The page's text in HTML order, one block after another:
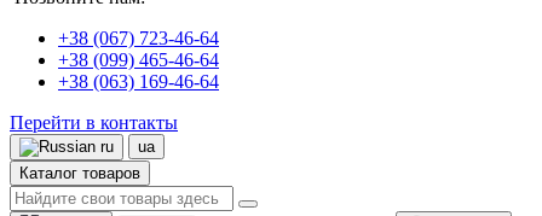
+38 (067) 723-46-64
+38 (099) 465-46-64
+38 (063) 169-46-64
Перейти в контакты
ru
ua
Каталог товаров